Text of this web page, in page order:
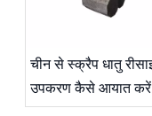
चीन से स्क्रैप धातु
उपकरण कैसे आयात करें